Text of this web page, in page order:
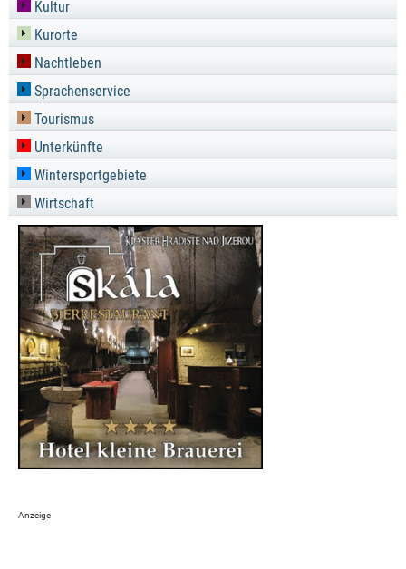
Kultur
Kurorte
Nachtleben
Sprachenservice
Tourismus
Unterkünfte
Wintersportgebiete
Wirtschaft